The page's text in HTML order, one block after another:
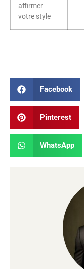
affirmer
votre style
Facebook
Pinterest
WhatsApp